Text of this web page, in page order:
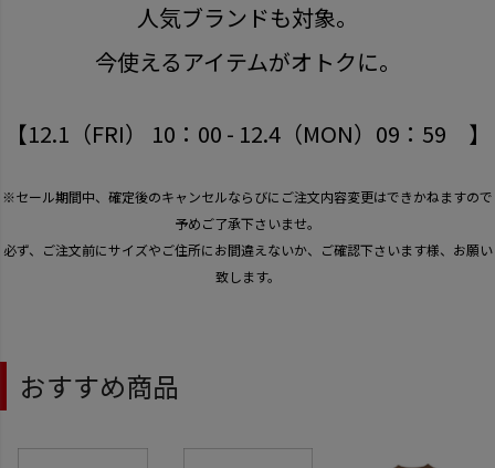
人気ブランドも対象。
今使えるアイテムがオトクに。
【12.1（FRI） 10：00 - 12.4（MON）09：59 】
※セール期間中、確定後のキャンセルならびにご注文内容変更はできかねますので
予めご了承下さいませ。
必ず、ご注文前にサイズやご住所にお間違えないか、ご確認下さいます様、お願い
致します。
おすすめ商品